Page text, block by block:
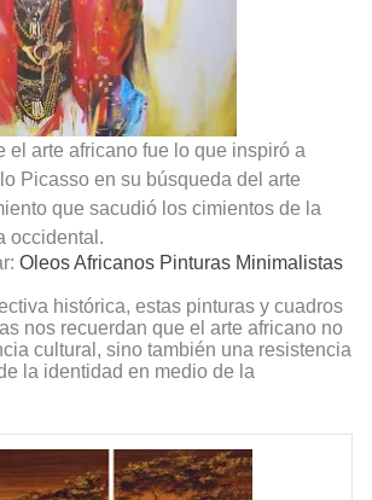
el arte africano fue lo que inspiró a
Picasso en su búsqueda del arte
que sacudió los cimientos de la
occidental.
Oleos Africanos Pinturas Minimalistas
histórica, estas pinturas y cuadros
nos recuerdan que el arte africano no
cultural, sino también una resistencia
la identidad en medio de la